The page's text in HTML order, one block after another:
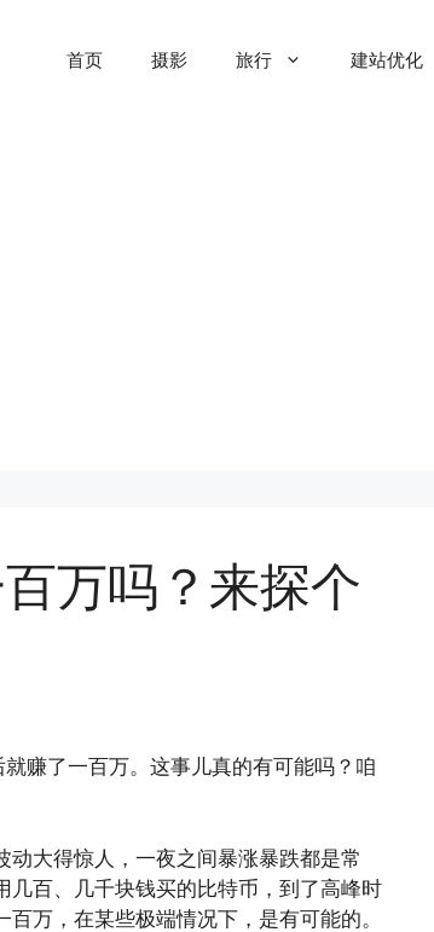
首页 摄影 旅行 建站优化
万吗？来探个
赚了一百万。这事儿真的有可能吗？咱
大得惊人，一夜之间暴涨暴跌都是常
百、几千块钱买的比特币，到了高峰时
万，在某些极端情况下，是有可能的。